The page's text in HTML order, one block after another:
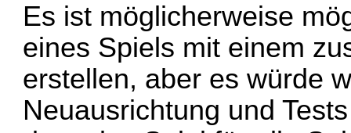
Es ist möglicherweise
eines Spiels mit einem
erstellen, aber es würde
Neuausrichtung und